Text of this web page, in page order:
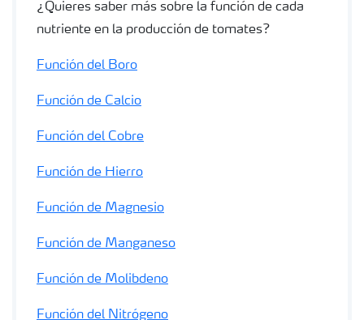
¿Quieres saber más sobre la función de cada
nutriente en la producción de tomates?
Función del Boro
Función de Calcio
Función del Cobre
Función de Hierro
Función de Magnesio
Función de Manganeso
Función de Molibdeno
Función del Nitrógeno